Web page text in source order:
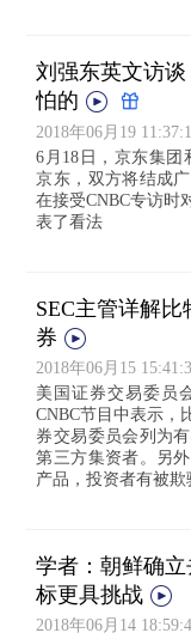
刘强东英文访
怕的
2018年06月19
6月18日，京东集团
京东，双方将结成
在接受CNBC专访时
表了看法
SEC主管详解
券
2018年06月15
美国证券交易委员
CNBC节目中表示，
券交易委员会列为
第三方集资者。另
产品，投资者有被欺
学者：朝鲜确
标更具挑战
2018年06月14